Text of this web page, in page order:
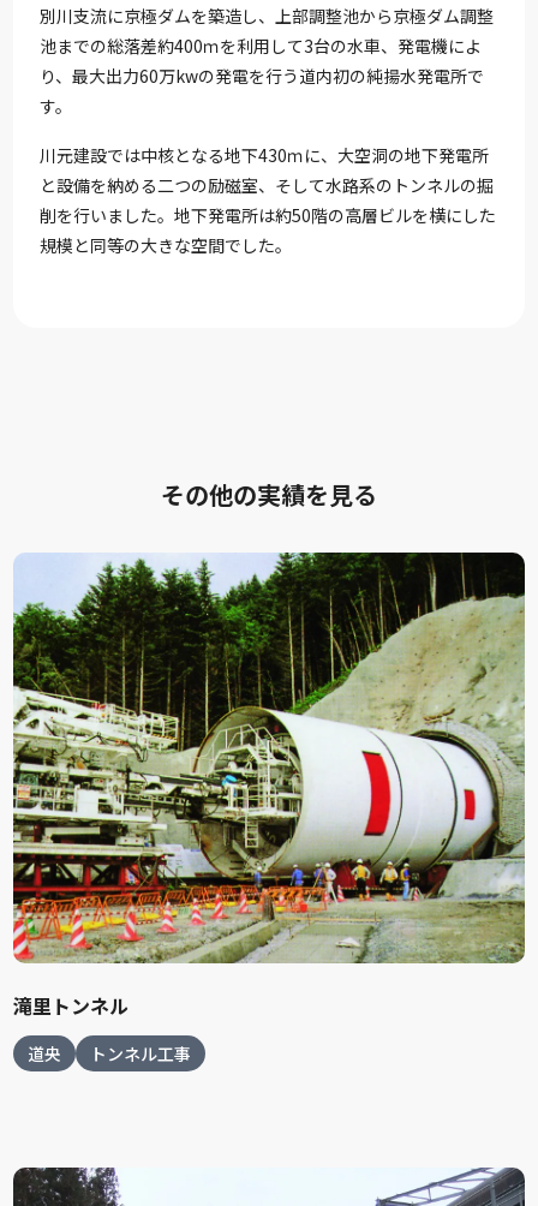
別川支流に京極ダムを築造し、上部調整池から京極ダム調整
池までの総落差約400ｍを利用して3台の水車、発電機によ
り、最大出力60万kwの発電を行う道内初の純揚水発電所で
す。
川元建設では中核となる地下430ｍに、大空洞の地下発電所
と設備を納める二つの励磁室、そして水路系のトンネルの掘
削を行いました。地下発電所は約50階の高層ビルを横にした
規模と同等の大きな空間でした。
その他の実績を見る
滝里トンネル
道央 トンネル工事